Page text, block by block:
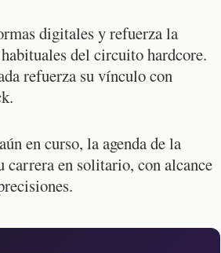
digitales y refuerza la
del circuito hardcore.
refuerza su vínculo con
en curso, la agenda de la
carrera en solitario, con alcance